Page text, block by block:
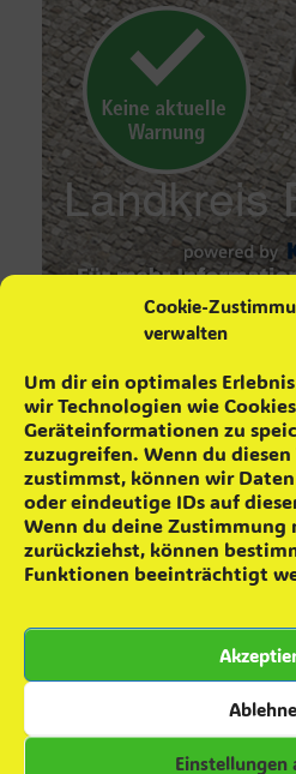
Cookie-
verwalten
Um dir ein optimales
wir Technologien wie
Geräteinformationen zu
zuzugreifen. Wenn du
zustimmst, können wir
oder eindeutige IDs auf
Wenn du deine
zurückziehst, können
Funktionen beeinträchtigt
Einstellungen
Maifeuer ´26 4. Mai 2026
Schrottsammlung 16. April 2026
Feuerwehr wurde geehrt 17.
Achtung! falsche Feuerwehrleute
Das war das 8. Skatturnier 12.
8. Skatturnier 2. Dezember 2025
22. November
Zuwachs für die Einsatzabteilung
Besuch in Colbitz 7. Juni 2025
Kommentare zu Beiträgen